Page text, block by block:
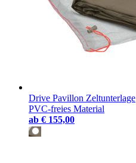
Drive Pavillon Zeltunterlage
PVC-freies Material
ab € 155,00